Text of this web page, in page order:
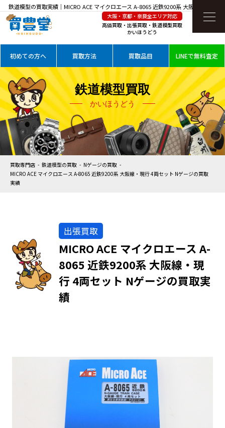
鉄道模型の買取実績｜MICRO ACE マイクロエース A-8065 近鉄9200系 大阪線・現行 4
両セット Nゲージを高価買取
大阪・京都・奈良全エリア対応
高価買取・出張買取・鉄道模型買取
かいほうどう
初めての方へ 買取方法 買取品目 LINEで無料査定
鉄道模型買取
かいほうどう
買取専門店 鉄道模型の買取
Nゲージの買取
MICRO ACE マイクロエース A-8065 近鉄9200系 大阪線・現行 4両セット Nゲージの買取
実績
出張買取
MICRO ACE マイクロエース A-
8065 近鉄9200系 大阪線・現
行 4両セット Nゲージの買取実
績